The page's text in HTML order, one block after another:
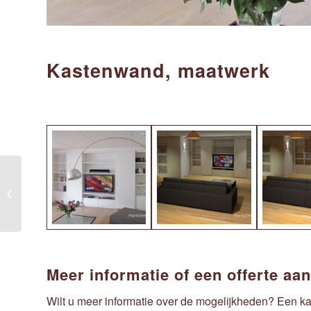
Kastenwand, maatwerk
Meer informatie of een offerte
Wilt u meer informatie over de mogelijkheden? Een
Tafels, keukentafel